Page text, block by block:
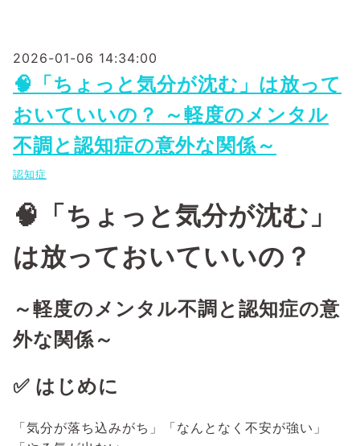
2026-01-06 14:34:00
🧠「ちょっと気分が沈む」は放って
おいていいの？ ～軽度のメンタル
不調と認知症の意外な関係～
認知症
🧠「ちょっと気分が沈む」
は放っておいていいの？
～軽度のメンタル不調と認知症の意
外な関係～
✅ はじめに
「気分が落ち込みがち」「なんとなく不安が強い」